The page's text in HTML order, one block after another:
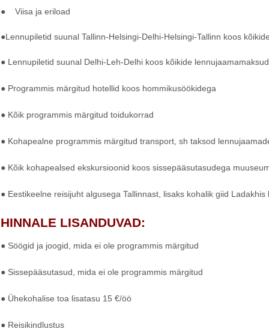
● Viisa ja eriload
●Lennupiletid suunal Tallinn-Helsingi-Delhi-Helsingi-Tallinn koos
● Lennupiletid suunal Delhi-Leh-Delhi koos kõikide
● Programmis märgitud hotellid koos hommikusöökidega
● Kõik programmis märgitud toidukorrad
● Kohapealne programmis märgitud transport, sh taksod
● Kõik kohapealsed ekskursioonid koos sissepääsutasudega
● Eestikeelne reisijuht algusega Tallinnast, lisaks kohalik giid
HINNALE LISANDUVAD:
● Söögid ja joogid, mida ei ole programmis märgitud
● Sissepääsutasud, mida ei ole programmis märgitud
● Ühekohalise toa lisatasu 15 €/öö
● Reisikindlustus